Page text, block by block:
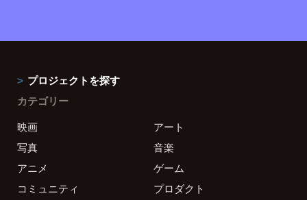
プロジェクトを探す
カテゴリー
映画
アート
写真
音楽
アニメ
ゲーム
コミュニティ
プロダクト